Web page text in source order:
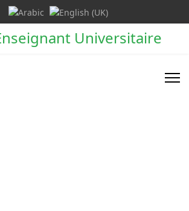
Sélectionnez votre langue